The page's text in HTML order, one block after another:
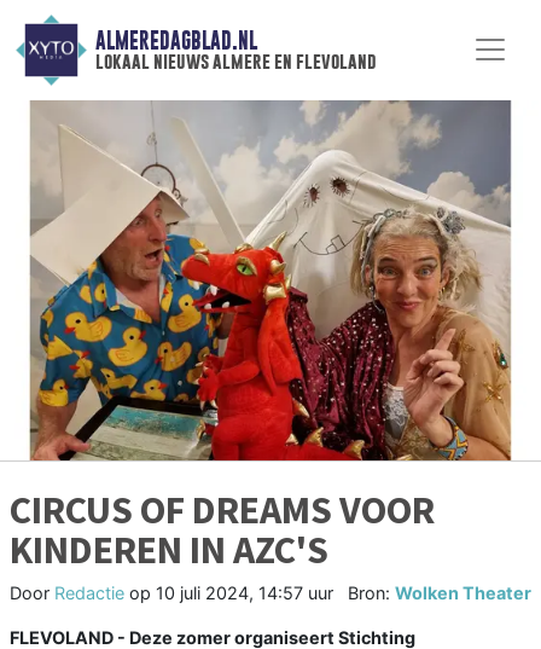
ALMEREDAGBLAD.NL
lokaal nieuws almere en flevoland
CIRCUS OF DREAMS VOOR
KINDEREN IN AZC'S
Door Redactie op 10 juli 2024, 14:57 uur Bron: Wolken Theater
FLEVOLAND - Deze zomer organiseert Stichting